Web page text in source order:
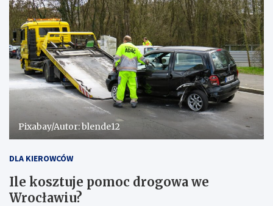
Pixabay/Autor: blende12
DLA KIEROWCÓW
Ile kosztuje pomoc drogowa we
Wrocławiu?